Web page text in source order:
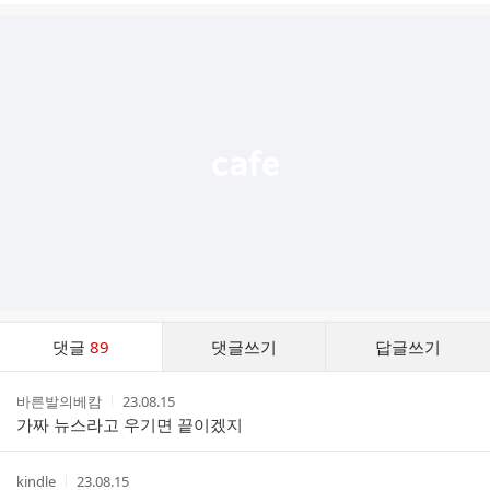
댓글89 댓글쓰기 답글쓰기
스
작
성
자
바른발의베캄
작
성
시
간
23.08.15
가짜 뉴스라고 우기면 끝이겠지
작
kindle
작
23.08.15